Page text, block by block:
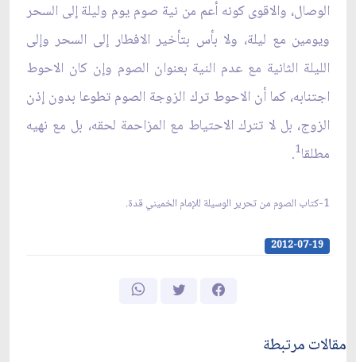
الوصال، والاقوى كونه أعم من نية صوم يوم وليلة إلى السحر
ويومين مع ليلة، ولا بأس بتأخير الافطار إلى السحر وإلى
الليلة الثانية مع عدم النية بعنوان الصوم وإن كان الاحوط
اجتنابه، كما أن الاحوط ترك الزوجة الصوم تطوعا بدون إذن
الزوج، بل لا تترك الاحتياط مع المزاحمة لحقه، بل مع نهيه
مطلقا1
.
1-كتاب الصوم من تحرير الوسيلة للإمام الخميني قدة.
2012-07-19
مقالات مرتبطة